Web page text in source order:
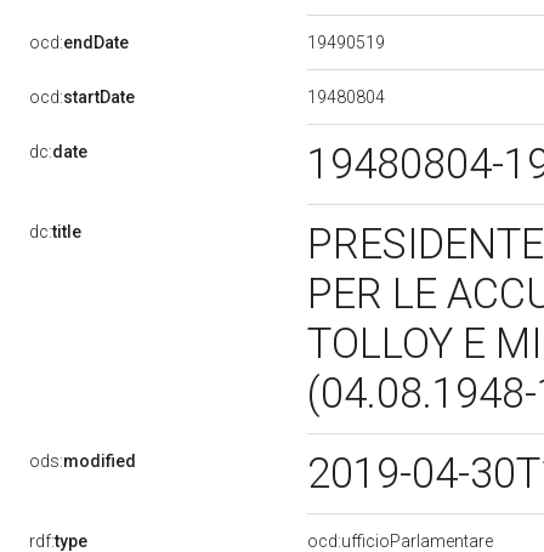
ocd:endDate 19490519
ocd:startDate 19480804
dc:date 19480804-
dc:title
PER LE
TOLLOY E
ods:modified 2019-04-
rdf:type
ocd:ufficioParlamentare